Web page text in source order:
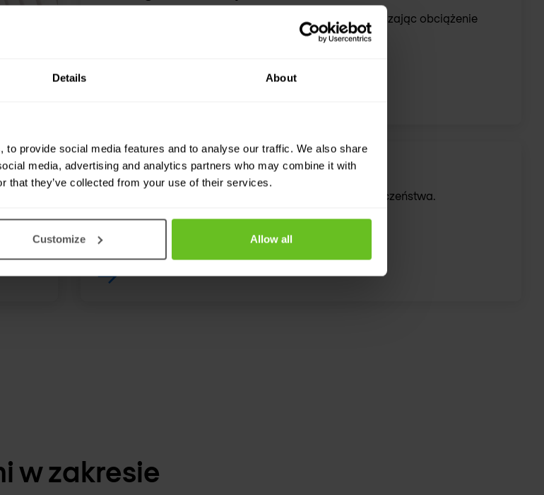
Details About
provide social media features and to analyse our traffic. We also share
media, advertising and analytics partners who may combine it with
that they’ve collected from your use of their services.
Customize Allow all
Zwiększ poziom bezpieczeństwa, jednocześnie zmniejszając obciążenie
zespołu IT dzięki doświadczonemu partnerowi.
Wszystkie rozwiązania
Lista wszystkich naszych rozwiązań w zakresie bezpieczeństwa.
w zakresie